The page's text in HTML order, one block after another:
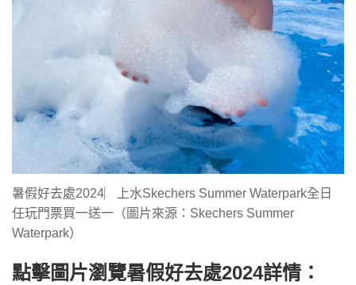
暑假好去處2024︳上水Skechers Summer Waterpark全日
任玩門票買一送一（圖片來源：Skechers Summer
Waterpark）
點擊圖片瀏覽暑假好去處2024詳情：